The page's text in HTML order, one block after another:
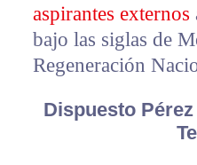
aspirantes externos
bajo las siglas de
Regeneración
Dispuesto